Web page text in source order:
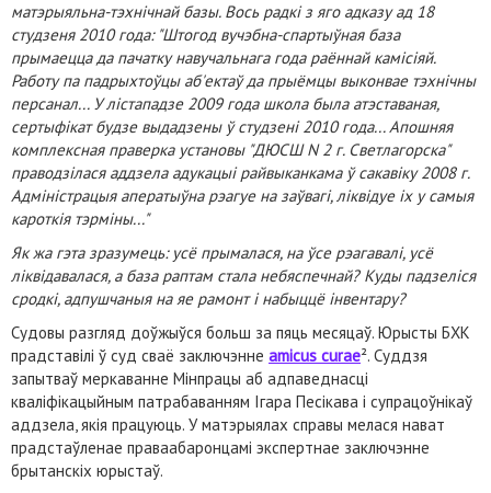
матэрыяльна-тэхнічнай базы. Вось радкі з яго адказу ад 18
студзеня 2010 года: "Штогод вучэбна-спартыўная база
прымаецца да пачатку навучальнага года раённай камісіяй.
Работу па падрыхтоўцы аб'ектаў да прыёмцы выконвае тэхнічны
персанал... У лістападзе 2009 года школа была атэставаная,
сертыфікат будзе выдадзены ў студзені 2010 года... Апошняя
комплексная праверка установы "ДЮСШ N 2 г. Светлагорска"
праводзілася аддзела адукацыі райвыканкама ў сакавіку 2008 г.
Адміністрацыя аператыўна рэагуе на заўвагі, ліквідуе іх у самыя
кароткія тэрміны..."
Як жа гэта зразумець: усё прымалася, на ўсе рэагавалі, усё
ліквідавалася, а база раптам стала небяспечнай? Куды падзеліся
сродкі, адпушчаныя на яе рамонт і набыццё інвентару?
Судовы разгляд доўжыўся больш за пяць месяцаў. Юрысты БХК
прадставілі ў суд сваё заключэнне amicus curae². Суддзя
запытваў меркаванне Мінпрацы аб адпаведнасці
кваліфікацыйным патрабаванням Ігара Песікава і супрацоўнікаў
аддзела, якія працуюць. У матэрыялах справы мелася нават
прадстаўленае праваабаронцамі экспертнае заключэнне
брытанскіх юрыстаў.